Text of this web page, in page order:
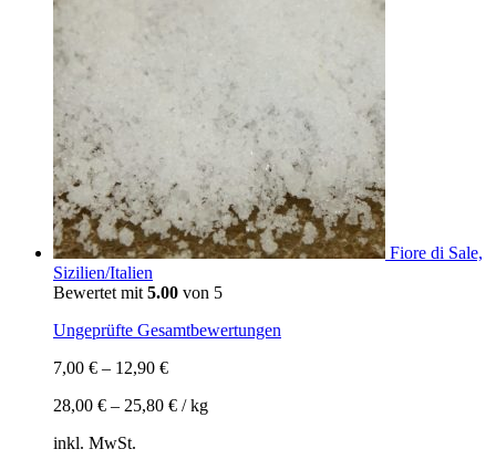
Fiore di Sale,
Sizilien/Italien
Bewertet mit 5.00 von 5
Ungeprüfte Gesamtbewertungen
7,00 € – 12,90 €
28,00 € – 25,80 € /kg
inkl. MwSt.